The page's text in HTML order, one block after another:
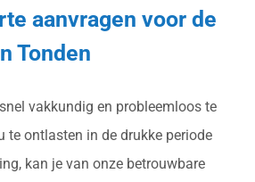
aanvragen voor de
Tonden
vakkundig en probleemloos te
te ontlasten in de drukke periode
kan je van onze betrouwbare